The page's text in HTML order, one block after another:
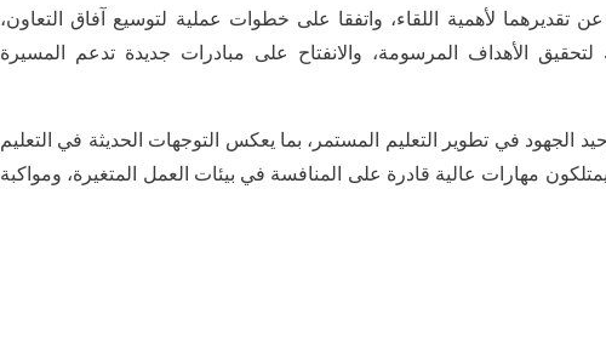
تقديرهما لأهمية اللقاء، واتفقا على خطوات عملية لتوسيع آفاق التعاون،
لتحقيق الأهداف المرسومة، والانفتاح على مبادرات جديدة تدعم المسيرة
الجهود في تطوير التعليم المستمر، بما يعكس التوجهات الحديثة في التعليم
مهارات عالية قادرة على المنافسة في بيئات العمل المتغيرة، ومواكبة